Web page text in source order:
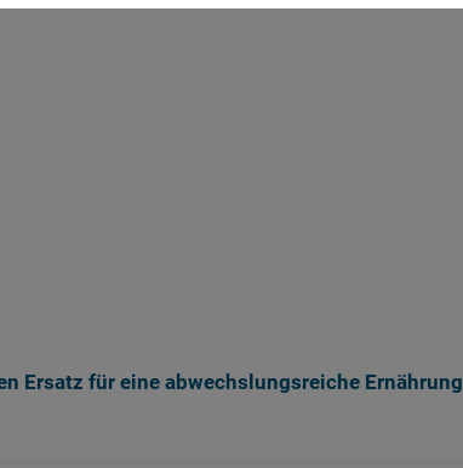
Ersatz für eine abwechslungsreiche Ernährung